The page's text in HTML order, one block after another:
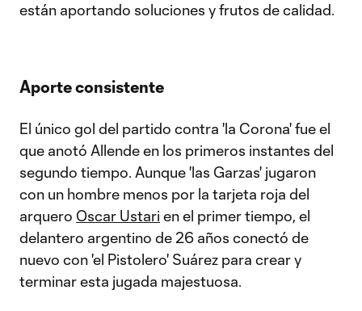
están aportando soluciones y frutos de calidad.
Aporte consistente
El único gol del partido contra 'la Corona' fue el
que anotó Allende en los primeros instantes del
segundo tiempo. Aunque 'las Garzas' jugaron
con un hombre menos por la tarjeta roja del
arquero Oscar Ustari en el primer tiempo, el
delantero argentino de 26 años conectó de
nuevo con 'el Pistolero' Suárez para crear y
terminar esta jugada majestuosa.